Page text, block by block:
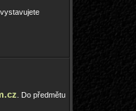
. Do předmětu